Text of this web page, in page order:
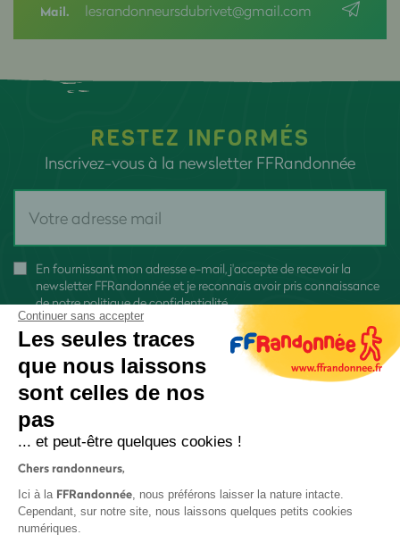
Mail. lesrandonneursdubrivet@gmail.com
RESTEZ INFORMÉS
Inscrivez-vous à la newsletter FFRandonnée
En fournissant mon adresse e-mail, j'accepte de recevoir la
newsletter FFRandonnée et je reconnais avoir pris connaissance
denotre politique de confidentialité
Continuer sans accepter
Les seules traces
que nous laissons
sont celles de nos
pas
... et peut-être quelques cookies !
Chers randonneurs,
Ici à la FFRandonnée, nous préférons laisser la nature intacte.
Cependant, sur notre site, nous laissons quelques petits cookies
numériques.